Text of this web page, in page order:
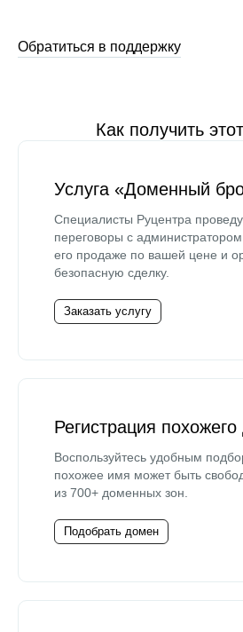
Обратиться в поддержку
Как получить
Услуга «Доменный
Специалисты Руцентра
переговоры с
его продаже по вашей цене и
безопасную сделку.
Заказать услугу
Регистрация
Воспользуйтесь удобным
похожее имя может быть
из 700+ доменных зон.
Подобрать домен